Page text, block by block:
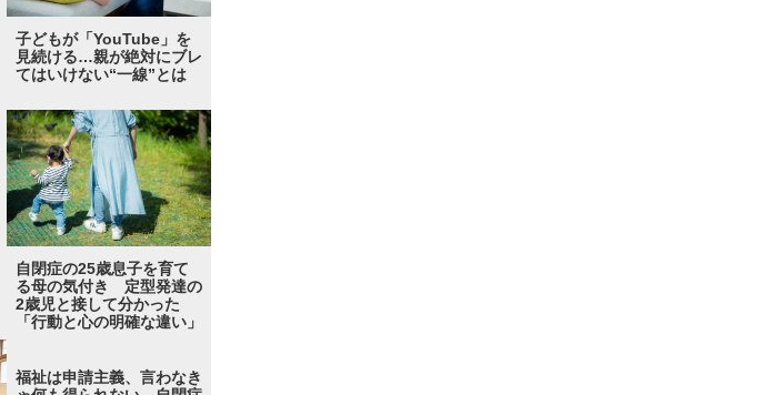
子どもが「YouTube」を
見続ける…親が絶対にブレ
てはいけない“一線”とは
自閉症の25歳息子を育て
る母の気付き 定型発達の
2歳児と接して分かった
「行動と心の明確な違い」
福祉は申請主義、言わなき